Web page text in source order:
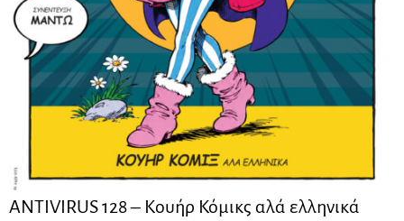
ANTIVIRUS 128 – Kουήρ Κόμικς αλά ελληνικά